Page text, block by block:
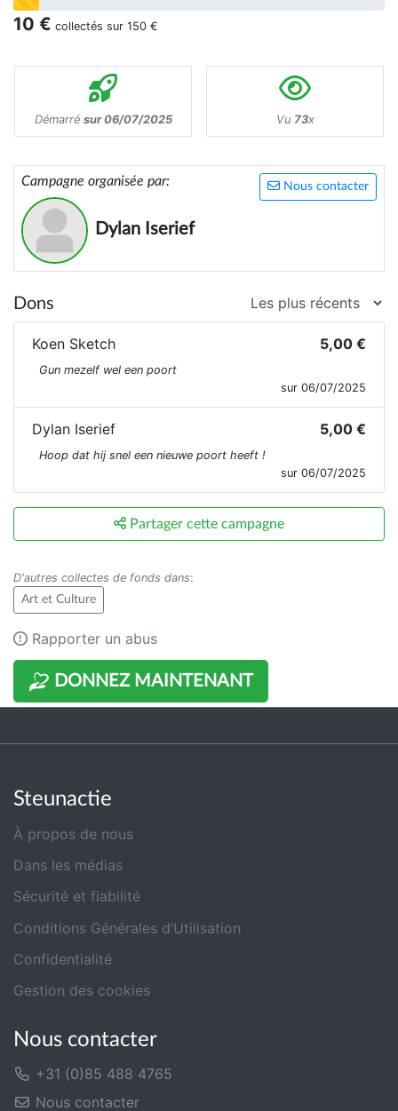
10 € collectés sur 150 €
Démarré sur 06/07/2025 Vu 73x
Nous contacter
Campagne organisée par:
Dylan Iserief
DONNEZ MAINTENANT
Dons
Koen Sketch 5,00 €
Gun mezelf wel een poort
sur 06/07/2025
Dylan Iserief 5,00 €
Hoop dat hij snel een nieuwe poort heeft !
sur 06/07/2025
Partager cette campagne
D'autres collectes de fonds dans:
Art et Culture
Rapporter un abus
Steunactie
À propos de nous
Dans les médias
Sécurité et fiabilité
Conditions Générales d’Utilisation
Confidentialité
Gestion des cookies
Nous contacter
+31 (0)85 488 4765
Nous contacter